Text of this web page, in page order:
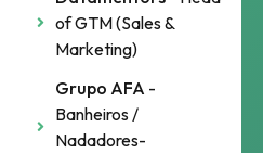
of GTM (Sales &
Marketing)
Grupo AFA -
Banheiros /
Nadadores-